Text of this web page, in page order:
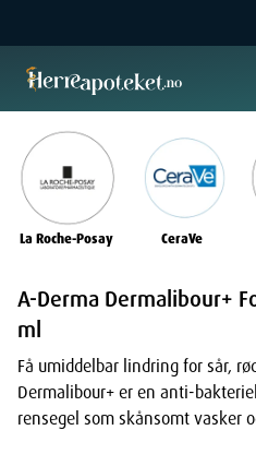
La Roche-Posay CeraVe
A-Derma Dermalibour+
ml
Få umiddelbar lindring for sår,
Dermalibour+ er en anti-
rensegel som skånsomt vasker